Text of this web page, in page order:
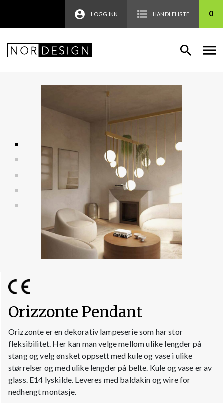
LOGG INN HANDLELISTE 0
Orizzonte Pendant
Orizzonte er en dekorativ lampeserie som har stor
fleksibilitet. Her kan man velge mellom ulike lengder på
stang og velg ønsket oppsett med kule og vase i ulike
størrelser og med ulike lengder på belte. Kule og vase er av
glass. E14 lyskilde. Leveres med baldakin og wire for
nedhengt montasje.